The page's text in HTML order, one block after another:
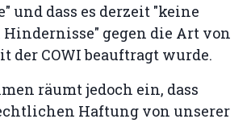
und dass es derzeit "keine
gegen die Art von
der COWI beauftragt wurde.
räumt jedoch ein, dass
Haftung von unserer